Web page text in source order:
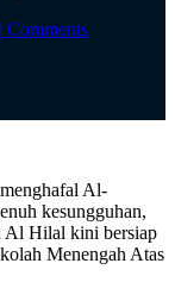
Comments
Al-
kesungguhan,
Al Hilal kini bersiap
Menengah Atas